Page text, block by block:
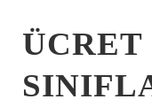
ÜCRET